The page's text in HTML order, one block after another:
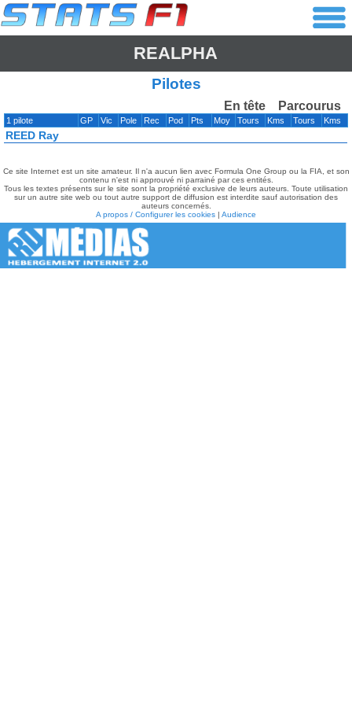
REALPHA
Pilotes
En tête Parcourus
1 pilote GP Vic Pole Rec Pod Pts Moy Tours Kms Tours Kms
REED Ray
Ce site Internet est un site amateur. Il n'a aucun lien avec Formula One Group ou la FIA, et son
contenu n'est ni approuvé ni parrainé par ces entités.
Tous les textes présents sur le site sont la propriété exclusive de leurs auteurs. Toute utilisation
sur un autre site web ou tout autre support de diffusion est interdite sauf autorisation des
auteurs concernés.
A propos / Configurer les cookies | Audience